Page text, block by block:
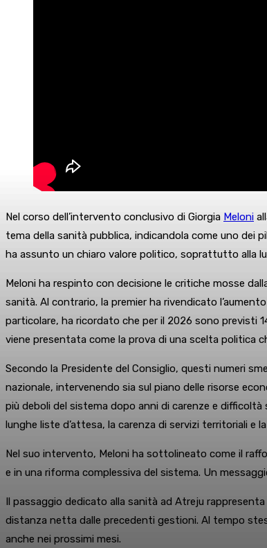
Nel corso dell’intervento conclusivo di Giorgia Meloni
tema della sanità pubblica, indicandola come uno dei
ha assunto un chiaro valore politico, soprattutto alla
Meloni ha respinto con decisione le critiche mosse
sanità. Al contrario, la premier ha rivendicato
particolare, ha ricordato che per il 2026 sono previsti
viene presentata come la prova di una scelta politica
Secondo la Presidente del Consiglio, questi numeri
nazionale, intervenendo sia sul piano delle risorse
più deboli del sistema dopo anni di carenze e
lunghe liste d’attesa, la carenza di servizi territoriali e
Nel suo intervento, Meloni ha sottolineato come il
e in una riforma complessiva del sistema. Un
Il passaggio dedicato alla sanità ad Atreju
distanza netta dalle precedenti gestioni. Al tempo
anche nei prossimi mesi.